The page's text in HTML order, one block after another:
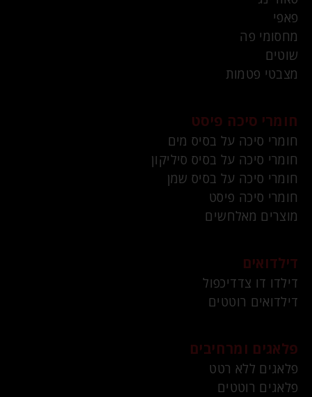
פאפי
מחסומי פה
שוטים
מצבטי פטמות
חומרי סיכה פיסט
חומרי סיכה על בסיס מים
חומרי סיכה על בסיס סיליקון
חומרי סיכה על בסיס שמן
חומרי סיכה פיסט
מוצרים מאלחשים
דילדואים
דילדו דו צדדיכפול
דילדואים רוטטים
פלאגים ומרחיבים
פלאגים ללא רטט
פלאגים רוטטים